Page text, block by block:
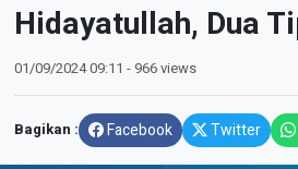
Hidayatullah, Dua
01/09/202409:11 - 966 views
Bagikan : Facebook Twitter